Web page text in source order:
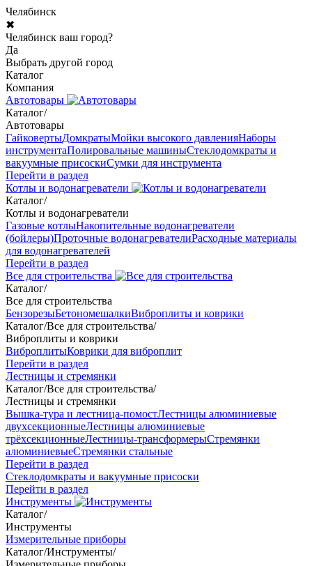
Челябинск
✖
Челябинск ваш город?
Да
Выбрать другой город
Каталог
Компания
Автотовары
Каталог/
Автотовары
ГайковертыДомкратыМойки высокого давленияНаборы
инструментаПолировальные машиныСтеклодомкраты и
вакуумные присоскиСумки для инструмента
Перейти в раздел
Котлы и водонагреватели
Каталог/
Котлы и водонагреватели
Газовые котлыНакопительные водонагреватели
(бойлеры)Проточные водонагревателиРасходные материалы
для водонагревателей
Перейти в раздел
Все для строительства
Каталог/
Все для строительства
БензорезыБетономешалкиВиброплиты и коврики
Каталог/Все для строительства/
Виброплиты и коврики
ВиброплитыКоврики для виброплит
Перейти в раздел
Лестницы и стремянки
Каталог/Все для строительства/
Лестницы и стремянки
Вышка-тура и лестница-помостЛестницы алюминиевые
двухсекционныеЛестницы алюминиевые
трёхсекционныеЛестницы-трансформерыСтремянки
алюминиевыеСтремянки стальные
Перейти в раздел
Стеклодомкраты и вакуумные присоски
Перейти в раздел
Инструменты
Каталог/
Инструменты
Измерительные приборы
Каталог/Инструменты/